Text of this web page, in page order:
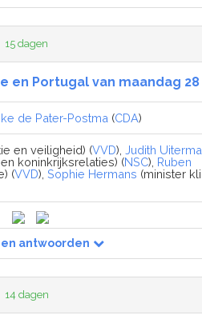
15 dagen
en Portugal van maandag
de Pater-Postma (CDA)
en veiligheid) (VVD), Judith
koninkrijksrelaties) (NSC), Ruben
(VVD), Sophie Hermans (minister
antwoorden
14 dagen